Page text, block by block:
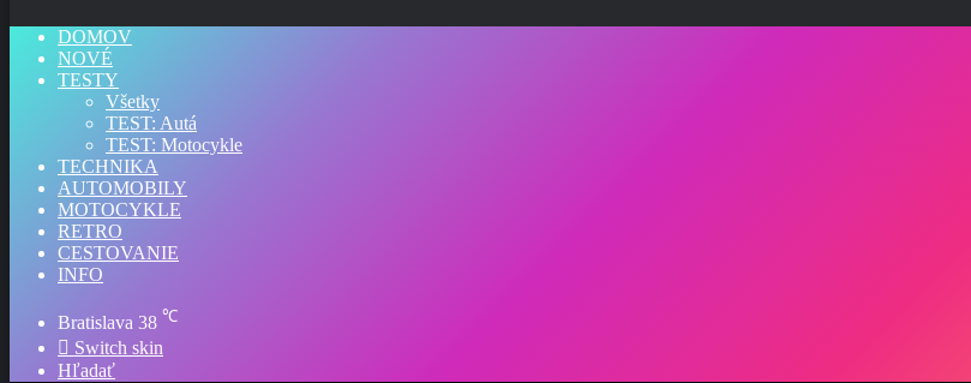
DOMOV
NOVÉ
TESTY
Všetky
TEST: Autá
TEST: Motocykle
TECHNIKA
AUTOMOBILY
MOTOCYKLE
RETRO
CESTOVANIE
INFO
Bratislava 38 ℃
Switch skin
Hľadať